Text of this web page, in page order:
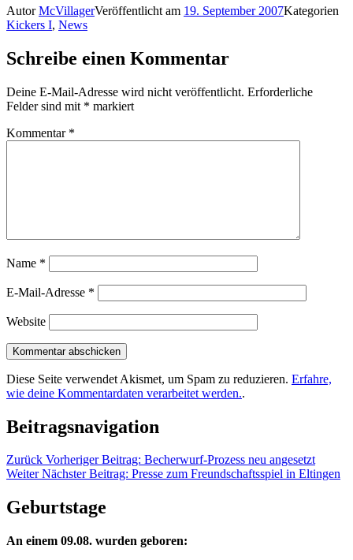
AutorMcVillagerVeröffentlicht am 19. September 2007Kategorien
Kickers I, News
Schreibe einen Kommentar
Deine E-Mail-Adresse wird nicht veröffentlicht. Erforderliche
Felder sind mit * markiert
Kommentar *
Name *
E-Mail-Adresse *
Website
Diese Seite verwendet Akismet, um Spam zu reduzieren. Erfahre,
wie deine Kommentardaten verarbeitet werden..
Beitragsnavigation
Zurück Vorheriger Beitrag: Becherwurf-Prozess neu angesetzt
Weiter Nächster Beitrag: Presse zum Freundschaftsspiel in Eltingen
Geburtstage
An einem 09.08. wurden geboren: